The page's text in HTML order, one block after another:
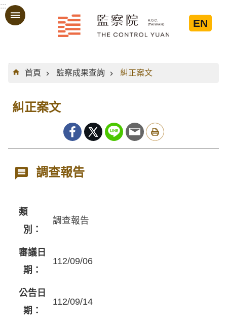
跳到主要內容區塊
:::
EN
:::
首頁
監察成果查詢 糾正案文
糾正案文
調查報告
類
別：
調查報告
審議日
期：
112/09/06
公告日
期：
112/09/14